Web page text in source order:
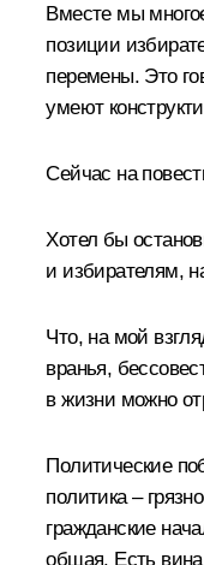
Вместе мы
позиции
перемены. Это
умеют
Сейчас на
Хотел бы
и избирателям,
Что, на мой
вранья,
в жизни можно
Политические
политика –
гражданские
общая. Есть вина